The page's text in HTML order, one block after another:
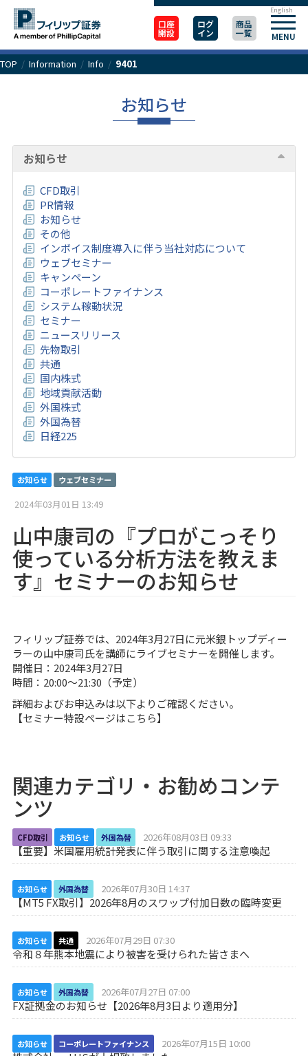
口座
開設
ログ
イン
商品
一覧 MENU
English
TOP / Information / Info / 9401
お知らせ
お知らせ
CFD取引
PR情報
お知らせ
その他
インボイス制度導入に伴う当社対応について
ウェブセミナー
キャンペーン
コーポレートファイナンス
システム稼動状況
セミナー
ニュースリリース
先物取引
共通
国内株式
地域貢献活動
外国株式
外国為替
日経225
お知らせ ウェブセミナー
2024年03月01日 13:49
山中康司の『プロがこっそり
使っている分析方法を教えま
す』セミナーのお知らせ
フィリップ証券では、2024年3月27日に元米銀トップディー
ラーの山中康司氏を講師にライブセミナーを開催します。
開催日：2024年3月27日
時間：20:00～21:30（予定）
詳細およびお申込みは以下よりご確認ください。
【セミナー特設ページはこちら】
関連カテゴリ・お勧めコンテ
ンツ
CFD取引 お知らせ 外国為替 2026年08月03日 09:33
【重要】米国雇用統計発表に伴う取引に関する注意喚起
お知らせ 外国為替 2026年07月30日 14:37
【MT5 FX取引】2026年8月のスワップ付加日数の臨時変更
お知らせ 共通 2026年07月29日 07:30
令和８年熊本地震により被害を受けられた皆さまへ
お知らせ 外国為替 2026年07月27日 07:00
FX証拠金のお知らせ【2026年8月3日より適用分】
お知らせ コーポレートファイナンス 2026年07月15日 10:00